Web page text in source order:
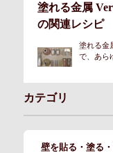
塗れる金属
の関連レシピ
塗れる金
で、あら
カテゴリ
壁を貼る・塗る